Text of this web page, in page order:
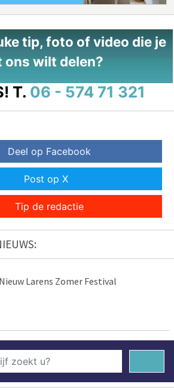
tip, foto of video die je
ons wilt delen?
T. 06 - 574 71 321
Deel op Facebook
Post op X
Tip de redactie
Nieuw Larens Zomer Festival